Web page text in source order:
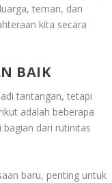
teman, dan
kita secara
BAIK
tantangan, tetapi
adalah beberapa
dari rutinitas
baru, penting untuk